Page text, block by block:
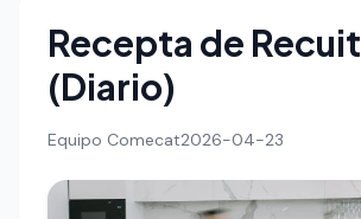
Recepta de Recuit
(Diario)
Equipo Comecat2026-04-23